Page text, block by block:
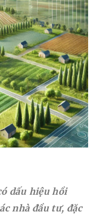
dấu hiệu hồi
nhà đầu tư, đặc